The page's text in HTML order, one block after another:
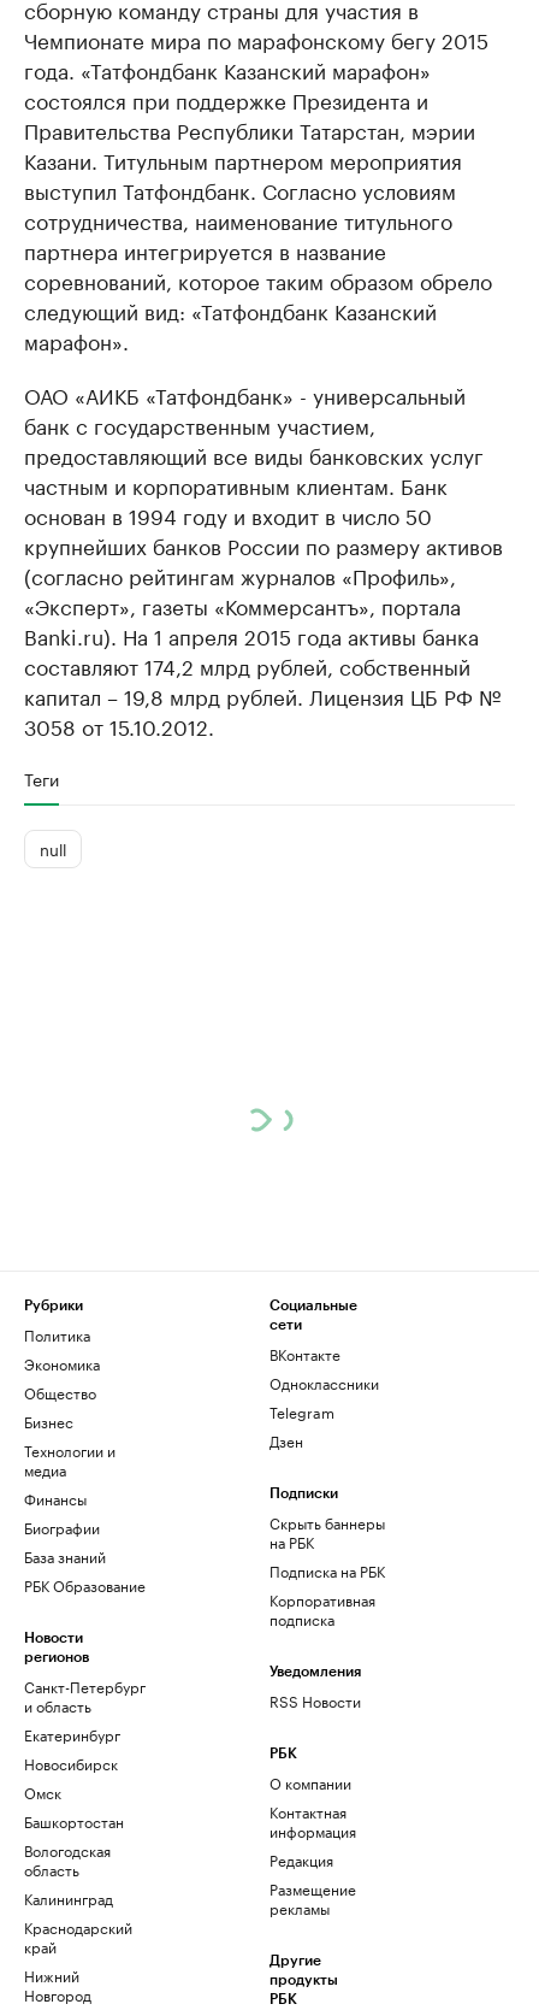
сборную команду страны для участия в
Чемпионате мира по марафонскому бегу 2015
года. «Татфондбанк Казанский марафон»
состоялся при поддержке Президента и
Правительства Республики Татарстан, мэрии
Казани. Титульным партнером мероприятия
выступил Татфондбанк. Согласно условиям
сотрудничества, наименование титульного
партнера интегрируется в название
соревнований, которое таким образом обрело
следующий вид: «Татфондбанк Казанский
марафон».
ОАО «АИКБ «Татфондбанк» - универсальный
банк с государственным участием,
предоставляющий все виды банковских услуг
частным и корпоративным клиентам. Банк
основан в 1994 году и входит в число 50
крупнейших банков России по размеру активов
(согласно рейтингам журналов «Профиль»,
«Эксперт», газеты «Коммерсантъ», портала
Banki.ru). На 1 апреля 2015 года активы банка
составляют 174,2 млрд рублей, собственный
капитал – 19,8 млрд рублей. Лицензия ЦБ РФ №
3058 от 15.10.2012.
Теги
null
Рубрики
Политика
Экономика
Общество
Бизнес
Технологии и
медиа
Финансы
Биографии
База знаний
РБК Образование
Новости
регионов
Санкт-Петербург
и область
Екатеринбург
Новосибирск
Омск
Башкортостан
Вологодская
область
Калининград
Краснодарский
край
Нижний
Новгород
Социальные
сети
ВКонтакте
Одноклассники
Telegram
Дзен
Подписки
Скрыть баннеры
на РБК
Подписка на РБК
Корпоративная
подписка
Уведомления
RSS Новости
РБК
О компании
Контактная
информация
Редакция
Размещение
рекламы
Другие
продукты
РБК